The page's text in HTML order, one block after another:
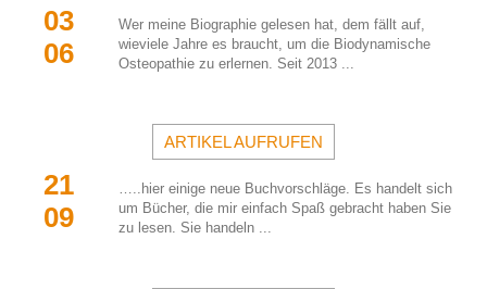
03
06
Wer meine Biographie gelesen hat, dem fällt auf,
wieviele Jahre es braucht, um die Biodynamische
Osteopathie zu erlernen. Seit 2013 ...
ARTIKEL AUFRUFEN
21
09
…..hier einige neue Buchvorschläge. Es handelt sich
um Bücher, die mir einfach Spaß gebracht haben Sie
zu lesen. Sie handeln ...